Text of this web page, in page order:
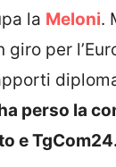
la Meloni.
giro per
perso la
e